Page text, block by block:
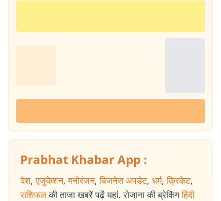
Prabhat Khabar App :
देश, एजुकेशन, मनोरंजन, बिजनेस अपडेट, धर्म, क्रिकेट,
राशिफल की ताजा खबरें पढ़ें यहां. रोजाना की ब्रेकिंग हिंदी